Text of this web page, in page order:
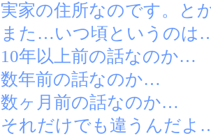
実家の住所なのです。と
また…いつ頃というのは
10年以上前の話なのか…
数年前の話なのか…
数ヶ月前の話なのか…
それだけでも違うんだよ